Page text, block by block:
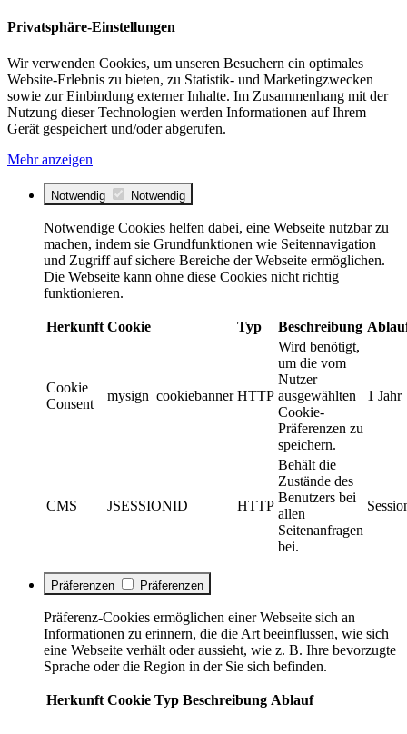
Privatsphäre-Einstellungen
Wir verwenden Cookies, um unseren Besuchern ein optimales
Website-Erlebnis zu bieten, zu Statistik- und Marketingzwecken
sowie zur Einbindung externer Inhalte. Im Zusammenhang mit der
Nutzung dieser Technologien werden Informationen auf Ihrem
Gerät gespeichert und/oder abgerufen.
Mehr anzeigen
Notwendig Notwendig
Notwendige Cookies helfen dabei, eine Webseite nutzbar zu
machen, indem sie Grundfunktionen wie Seitennavigation
und Zugriff auf sichere Bereiche der Webseite ermöglichen.
Die Webseite kann ohne diese Cookies nicht richtig
funktionieren.
Herkunft Cookie Typ Beschreibung
Cookie
Consent
mysign_cookiebanner HTTP
Wird benötigt,
um die vom
Nutzer
ausgewählten
Cookie-
Präferenzen zu
speichern.
1 Jahr
CMS JSESSIONID HTTP
Behält die
Zustände des
Benutzers bei
allen
Seitenanfragen
bei.
Präferenzen Präferenzen
Präferenz-Cookies ermöglichen einer Webseite sich an
Informationen zu erinnern, die die Art beeinflussen, wie sich
eine Webseite verhält oder aussieht, wie z. B. Ihre bevorzugte
Sprache oder die Region in der Sie sich befinden.
Herkunft Cookie Typ Beschreibung Ablauf